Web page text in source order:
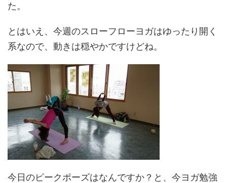
た。
とはいえ、今週のスローフローヨガはゆったり開く
系なので、動きは穏やかですけどね。
今日のピークポーズはなんですか？と、今ヨガ勉強